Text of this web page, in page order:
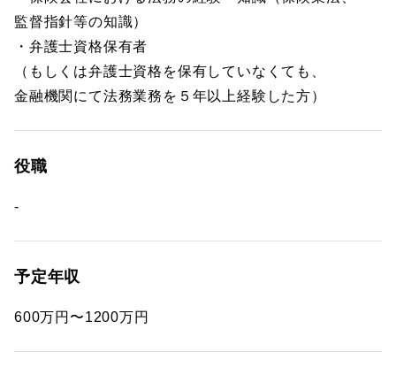
監督指針等の知識）
・弁護士資格保有者
（もしくは弁護士資格を保有していなくても、
金融機関にて法務業務を５年以上経験した方）
役職
-
予定年収
600万円〜1200万円